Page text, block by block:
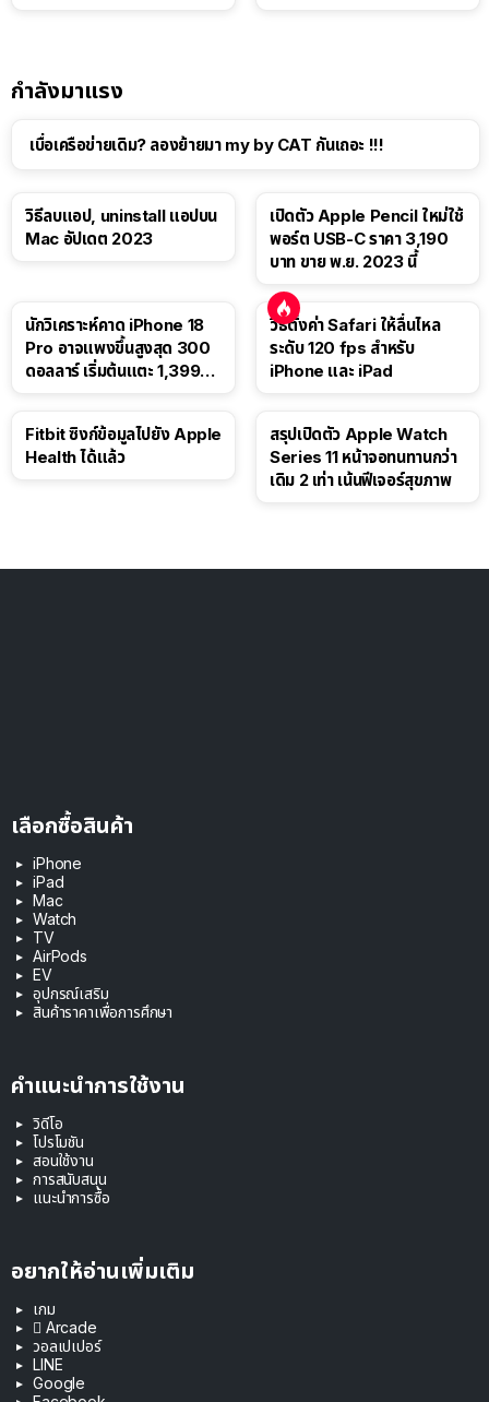
กำลังมาแรง
เบื่อเครือข่ายเดิม? ลองย้ายมา my by CAT กันเถอะ !!!
วิธีลบแอป, uninstall แอปบน
Mac อัปเดต 2023
เปิดตัว Apple Pencil ใหม่ใช้
พอร์ต USB-C ราคา 3,190
บาท ขาย พ.ย. 2023 นี้
นักวิเคราะห์คาด iPhone 18
Pro อาจแพงขึ้นสูงสุด 300
ดอลลาร์ เริ่มต้นแตะ 1,399
วิธีตั้งค่า Safari ให้ลื่นไหล
ระดับ 120 fps สำหรับ
iPhone และ iPad
Fitbit ซิงก์ข้อมูลไปยัง Apple
Health ได้แล้ว
สรุปเปิดตัว Apple Watch
Series 11 หน้าจอทนทานกว่า
เดิม 2 เท่า เน้นฟีเจอร์สุขภาพ
เลือกซื้อสินค้า
iPhone
iPad
Mac
Watch
TV
AirPods
EV
อุปกรณ์เสริม
สินค้าราคาเพื่อการศึกษา
คำแนะนำการใช้งาน
วิดีโอ
โปรโมชัน
สอนใช้งาน
การสนับสนุน
แนะนำการซื้อ
อยากให้อ่านเพิ่มเติม
เกม
 Arcade
วอลเปเปอร์
LINE
Google